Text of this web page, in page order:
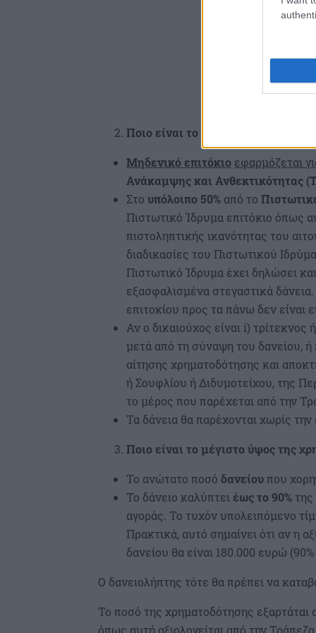
Ποιο είναι το οικονομικό
Μηδενικό επιτόκιο εφαρμόζεται
Ανάκαμψης και Ανθεκτικότητας
Στο υπόλοιπο 50% από το
Πιστωτικό Ίδρυμα επιτόκιο όπως
πιστοληπτικής ικανότητας του
διαδικασίες του Πιστωτικού
Πιστωτικό Ίδρυμα έχει δηλώσει
εξασφαλισμένα στεγαστικά
επιτοκίου προς τα πάνω δεν είναι
Αν ο δικαιούχος είναι i)
μετά από τη σύναψη του δανείου,
αίτησης χρηματοδότησης και
ή Σουφλίου ή Διδυμοτείχου, της
το μέρος που παρέχεται από την
Τα δάνεια θα παρέχονται χωρίς
Ποιο είναι το μέγιστο ύψος της
Το ανώτατο ποσό δανείου που
Το δάνειο καλύπτει έως το 90%της
αγοράς. Το τυχόν υπολειπόμενο
Πρακτικά, αυτό σημαίνει ότι αν η
δανείου θα είναι 180.000 ευρώ (90%
Ο δανειολήπτης τότε θα πρέπει να
Το ποσό της χρηματοδότησης εξαρτάται
όπως αυτή αξιολογείται από την